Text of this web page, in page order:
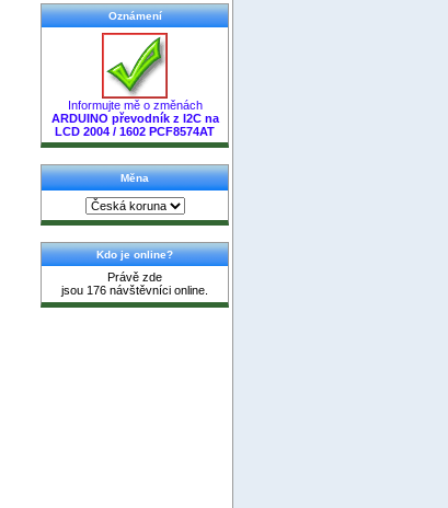
Oznámení
Informujte mě o změnách
ARDUINO převodník z I2C na
LCD 2004 / 1602 PCF8574AT
Měna
Kdo je online?
Právě zde
jsou 176 návštěvníci online.